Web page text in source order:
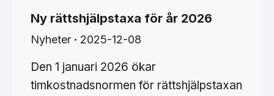
Ny rättshjälpstaxa för år 2026
Nyheter 2025-12-08
Den 1 januari 2026 ökar
timkostnadsnormen för rättshjälpstaxan